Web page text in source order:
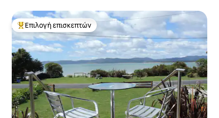
Κορυφαία επιλογή επισκεπτών
Επιλογή επισκεπτών